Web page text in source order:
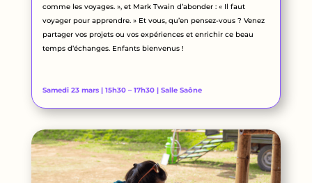
comme les voyages. », et Mark Twain d’abonder : « Il faut
voyager pour apprendre. » Et vous, qu’en pensez-vous ? Venez
partager vos projets ou vos expériences et enrichir ce beau
temps d’échanges. Enfants bienvenus !
Samedi 23 mars | 15h30 – 17h30 | Salle Saône